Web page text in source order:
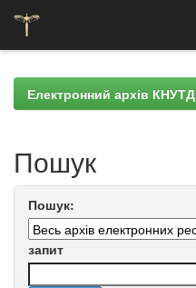
navigationЕлектронний архів КНУТД
Пошук
Пошук:
запит